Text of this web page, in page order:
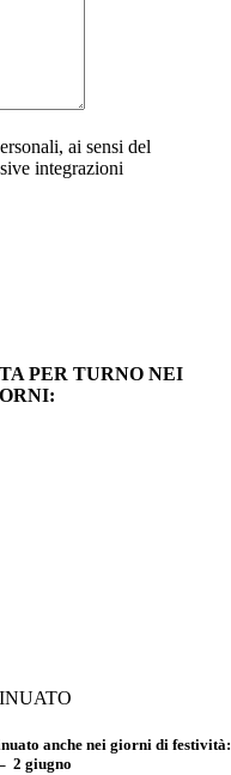
ai sensi del
integrazioni
PER TURNO NEI
anche nei giorni di festività:
2 giugno